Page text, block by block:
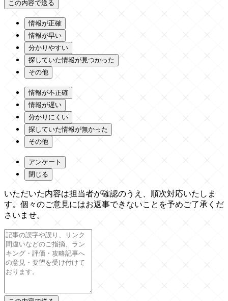
情報が正確
情報が早い
分かりやすい
探していた情報が見つかった
その他
情報が不正確
情報が遅い
分かりにくい
探していた情報が無かった
その他
アンケート
閉じる
いただいた内容は担当者が確認のうえ、順次対応いたしま
す。個々のご意見にはお返事できないことを予めご了承くだ
さいませ。